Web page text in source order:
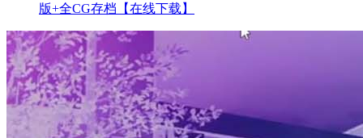
版+全CG存档【在线下载】